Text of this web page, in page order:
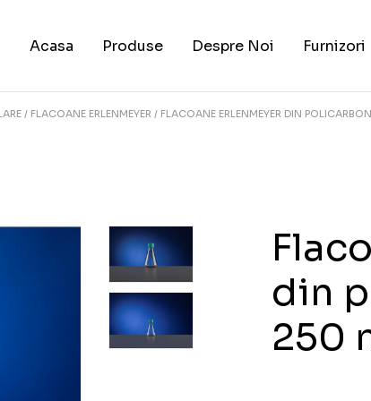
Acasa Produse Despre Noi Furnizori
FLACOANE ERLENMEYER FLACOANE ERLENMEYER DIN
din
250